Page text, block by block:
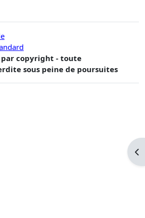
copyright - toute
sous peine de poursuites